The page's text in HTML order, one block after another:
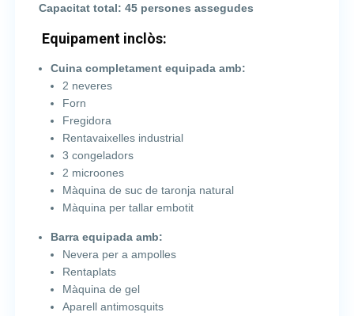
Capacitat total: 45 persones assegudes
Equipament inclòs:
Cuina completament equipada amb:
2 neveres
Forn
Fregidora
Rentavaixelles industrial
3 congeladors
2 microones
Màquina de suc de taronja natural
Màquina per tallar embotit
Barra equipada amb:
Nevera per a ampolles
Rentaplats
Màquina de gel
Aparell antimosquits